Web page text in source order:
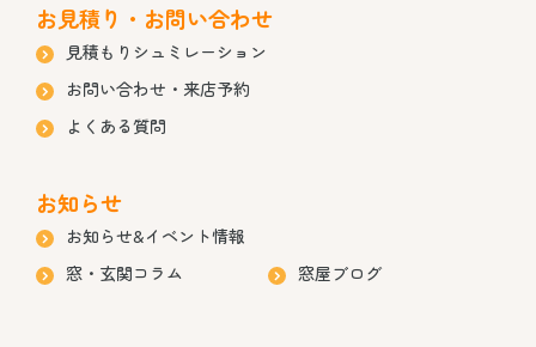
お見積り・お問い合わせ
見積もりシュミレーション
お問い合わせ・来店予約
よくある質問
お知らせ
お知らせ&イベント情報
窓・玄関コラム
窓屋ブログ